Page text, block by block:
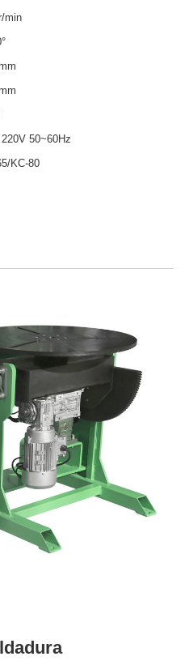
min
50~60Hz
KC-80